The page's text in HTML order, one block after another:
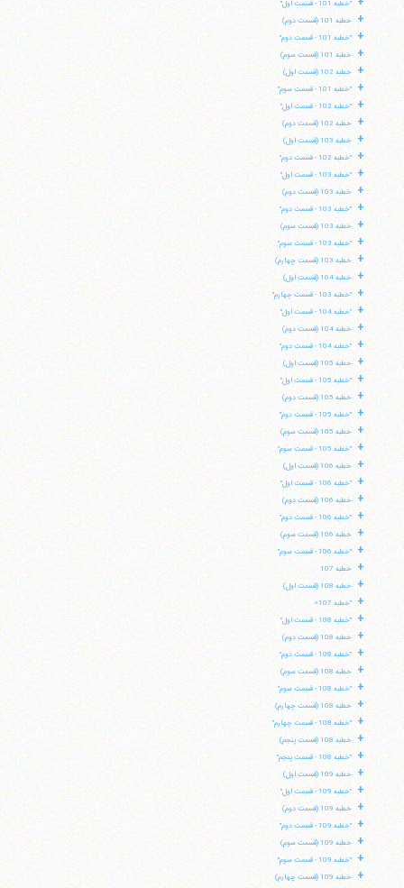
"خطبه 101 - قسمت اول"
+ خطبه 101 (قسمت دوم)
+ "خطبه 101 - قسمت دوم"
+ خطبه 101 (قسمت سوم)
+ خطبه 102 (قسمت اول)
+ "خطبه 101 - قسمت سوم"
+ "خطبه 102 - قسمت اول"
+ خطبه 102 (قسمت دوم)
+ خطبه 103 (قسمت اول)
+ "خطبه 102 - قسمت دوم"
+ "خطبه 103 - قسمت اول"
+ خطبه 103 (قسمت دوم)
+ "خطبه 103 - قسمت دوم"
+ خطبه 103 (قسمت سوم)
+ "خطبه 103 - قسمت سوم"
+ خطبه 103 (قسمت چهارم)
+ خطبه 104 (قسمت اول)
+ "خطبه 103 - قسمت چهارم"
+ "خطبه 104 - قسمت اول"
+ خطبه 104 (قسمت دوم)
+ "خطبه 104 - قسمت دوم"
+ خطبه 105 (قسمت اول)
+ "خطبه 105 - قسمت اول"
+ خطبه 105 (قسمت دوم)
+ "خطبه 105 - قسمت دوم"
+ خطبه 105 (قسمت سوم)
+ "خطبه 105 - قسمت سوم"
+ خطبه 106 (قسمت اول)
+ "خطبه 106 - قسمت اول"
+ خطبه 106 (قسمت دوم)
+ "خطبه 106 - قسمت دوم"
+ خطبه 106 (قسمت سوم)
+ "خطبه 106 - قسمت سوم"
+ خطبه 107
+ خطبه 108 (قسمت اول)
+ "خطبه 107»
+ "خطبه 108 - قسمت اول"
+ خطبه 108 (قسمت دوم)
+ "خطبه 108 - قسمت دوم"
+ خطبه 108 (قسمت سوم)
+ "خطبه 108 - قسمت سوم"
+ خطبه 108 (قسمت چهارم)
+ "خطبه 108 - قسمت چهارم"
+ خطبه 108 (قسمت پنجم)
+ "خطبه 108 - قسمت پنجم"
+ خطبه 109 (قسمت اول)
+ "خطبه 109 - قسمت اول"
+ خطبه 109 (قسمت دوم)
+ "خطبه 109 - قسمت دوم"
+ خطبه 109 (قسمت سوم)
+ "خطبه 109 - قسمت سوم"
+ خطبه 109 (قسمت چهارم)